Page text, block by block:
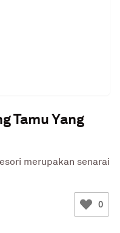
Tamu Yang
merupakan senarai
0